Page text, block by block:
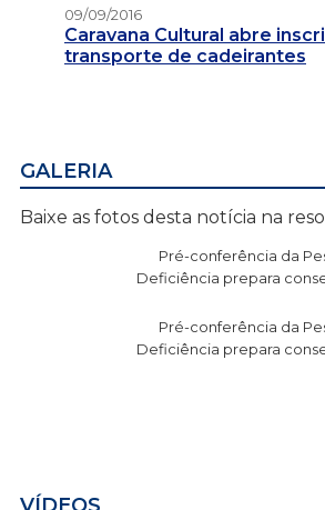
09/09/2016
Caravana Cultural abre
transporte de cadeirantes
GALERIA
Baixe as fotos desta notícia na
Pré-conferência da
Deficiência prepara
Pré-conferência da
Deficiência prepara